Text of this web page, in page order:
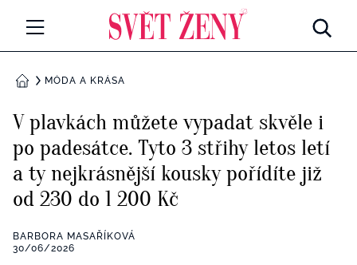
Všechny kategorie
Rozhovory
RETROHUBKY
PSYCHOLOGIE
Seberozvoj
ZDRAVÍ
DOMŮMÓDA A KRÁSA
V plavkách můžete vypadat skvěle i
po padesátce. Tyto 3 střihy letos letí
a ty nejkrásnější kousky pořídíte již
od 230 do 1 200 Kč
BARBORA MASAŘÍKOVÁ
30/06/2026